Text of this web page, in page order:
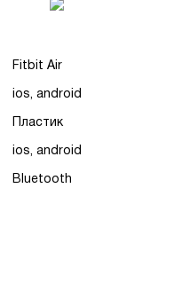
Fitbit Air
ios, android
Пластик
ios, android
Bluetooth